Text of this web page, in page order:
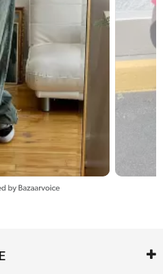
items 1 to 1 of 15.